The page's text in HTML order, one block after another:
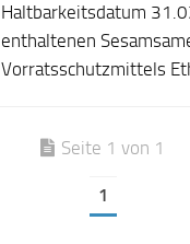
Haltbarkeitsdatum
enthaltenen
Vorratsschutzmittels
Seite 1 von 1
1